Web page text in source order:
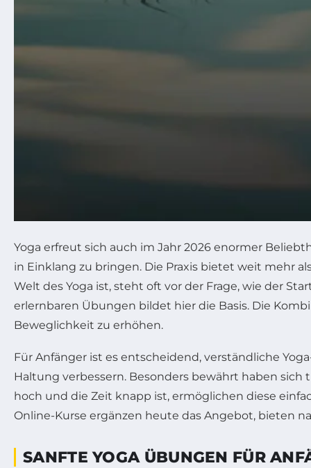
Yoga erfreut sich auch im Jahr 2026 enormer
in Einklang zu bringen. Die Praxis bietet weit mehr
Welt des Yoga ist, steht oft vor der Frage, wie der
erlernbaren Übungen bildet hier die Basis. Die
Beweglichkeit zu erhöhen.
Für Anfänger ist es entscheidend, verständliche
Haltung verbessern. Besonders bewährt haben
hoch und die Zeit knapp ist, ermöglichen diese
Online-Kurse ergänzen heute das Angebot, bieten
SANFTE YOGA ÜBUNGEN FÜR